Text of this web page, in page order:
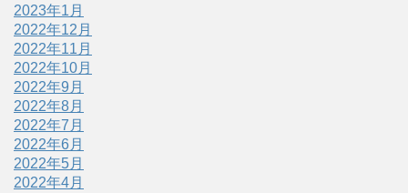
2023年1月
2022年12月
2022年11月
2022年10月
2022年9月
2022年8月
2022年7月
2022年6月
2022年5月
2022年4月